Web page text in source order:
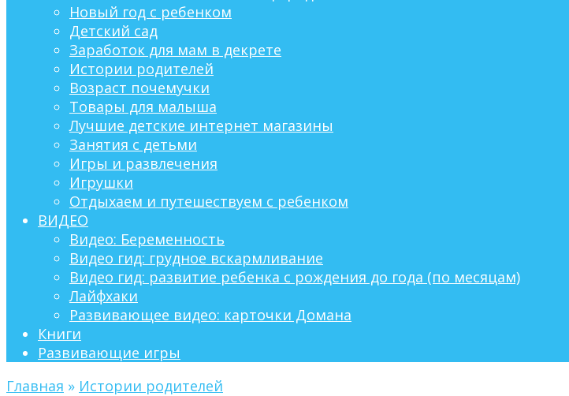
Новый год с ребенком
Детский сад
Заработок для мам в декрете
Истории родителей
Возраст почемучки
Товары для малыша
Лучшие детские интернет магазины
Занятия с детьми
Игры и развлечения
Игрушки
Отдыхаем и путешествуем с ребенком
ВИДЕО
Видео: Беременность
Видео гид: грудное вскармливание
Видео гид: развитие ребенка с рождения до года (по месяцам)
Лайфхаки
Развивающее видео: карточки Домана
Книги
Развивающие игры
Главная » Истории родителей